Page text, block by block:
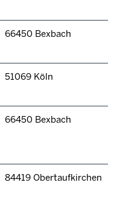
66450 Bexbach
51069 Köln
66450 Bexbach
84419 Obertaufkirchen